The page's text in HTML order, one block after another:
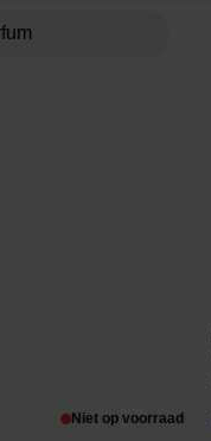
Niet op voorraad